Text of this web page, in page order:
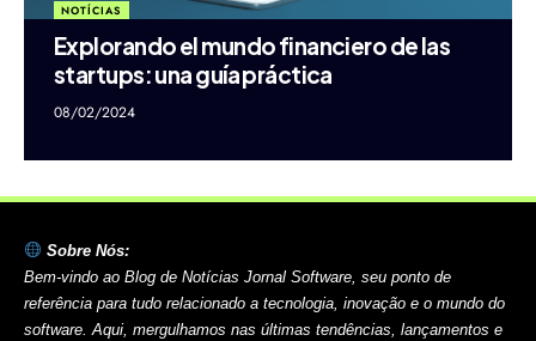
NOTÍCIAS
Explorando el mundo financiero de las
startups: una guía práctica
08/02/2024
Sobre Nós:
Bem-vindo ao Blog de Notícias Jornal Software, seu ponto de
referência para tudo relacionado a tecnologia, inovação e o mundo do
software. Aqui, mergulhamos nas últimas tendências, lançamentos e